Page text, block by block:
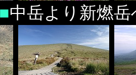
■中岳より新燃